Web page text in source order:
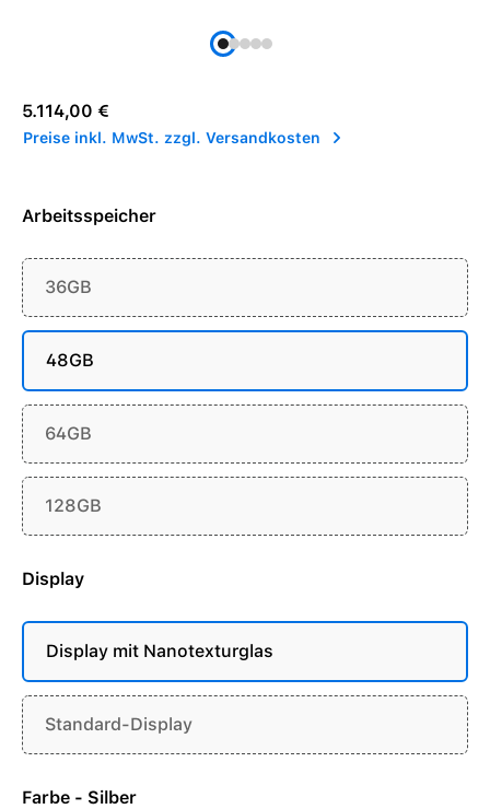
Regulärer Preis:
5.114,00 €
Preise inkl. MwSt. zzgl. Versandkosten
Arbeitsspeicher
36GB
48GB
64GB
128GB
Display
Display mit Nanotexturglas
Standard-Display
Farbe - Silber